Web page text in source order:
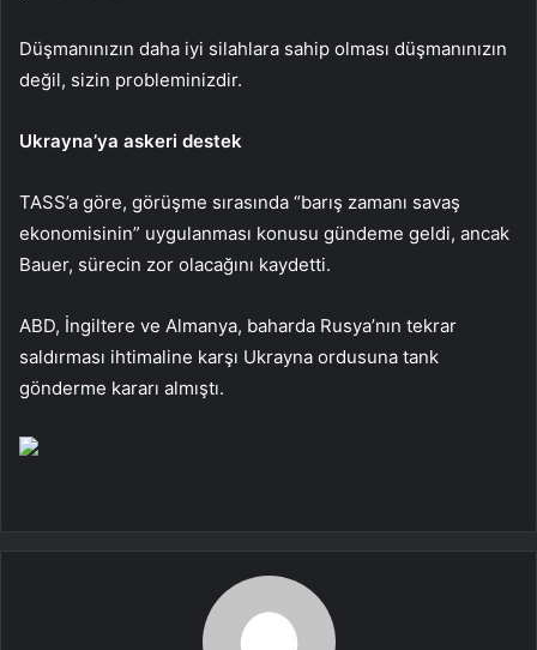
Düşmanınızın daha iyi silahlara sahip olması düşmanınızın
değil, sizin probleminizdir.
Ukrayna’ya askeri destek
TASS’a göre, görüşme sırasında “barış zamanı savaş
ekonomisinin” uygulanması konusu gündeme geldi, ancak
Bauer, sürecin zor olacağını kaydetti.
ABD, İngiltere ve Almanya, baharda Rusya’nın tekrar
saldırması ihtimaline karşı Ukrayna ordusuna tank
gönderme kararı almıştı.